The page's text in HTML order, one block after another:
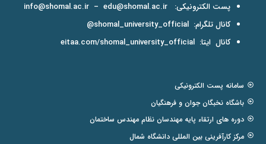
پست الکترونیکی:
info@shomal.ac.ir – edu@shomal.ac.ir
کانال تلگرام: shomal_university_official@
کانال ایتا: eitaa.com/shomal_university_official
سامانه پست الکترونیکی
باشگاه نخبگان جوان و فرهنگیان
دوره های ارتقاء پایه مهندسان نظام مهندس ساختمان
مرکز کارآفرینی بین المللی دانشگاه شمال